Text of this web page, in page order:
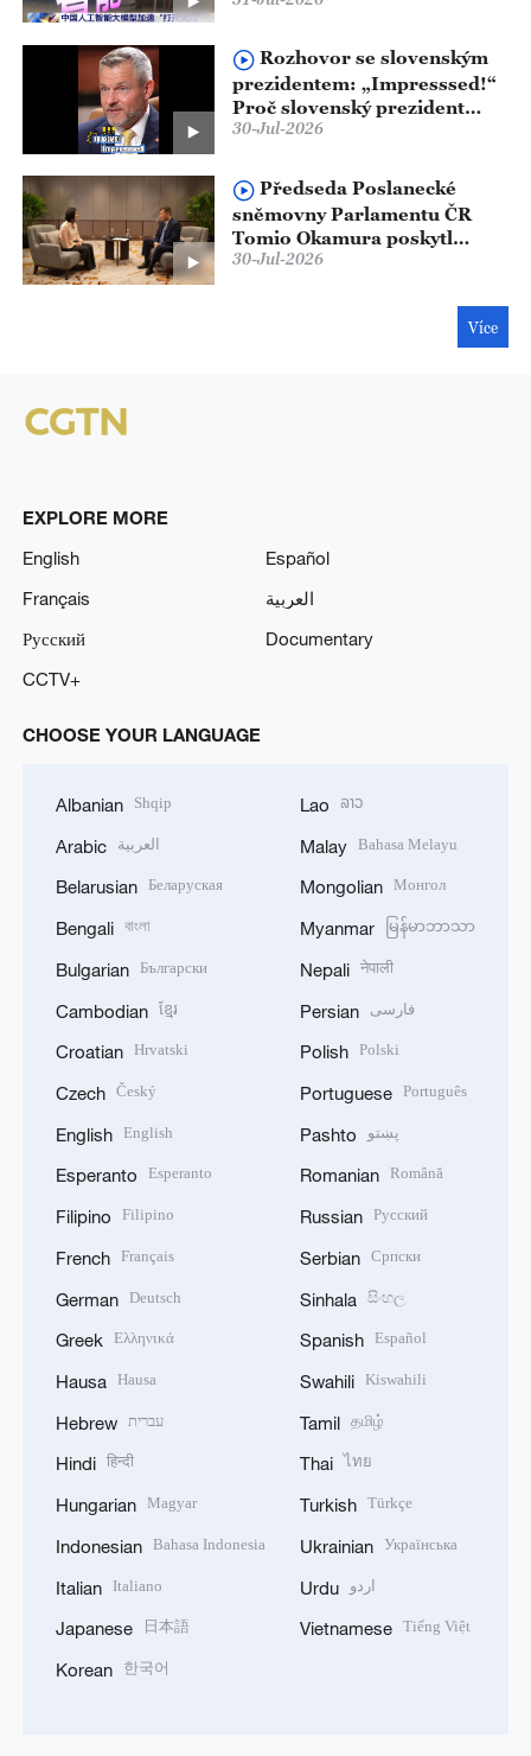
Rozhovor se slovenským
prezidentem: „Impresssed!“
Proč slovenský prezident
použil toto slovo k shrnutí
30-Jul-2026
Předseda Poslanecké
sněmovny Parlamentu ČR
Tomio Okamura poskytl
exkluzivní rozhovor české
30-Jul-2026
Více
EXPLORE MORE
English
Español
Français
العربية
Русский
Documentary
CCTV+
CHOOSE YOUR LANGUAGE
Albanian Shqip
Arabic العربية
Belarusian Беларуская
Bengali বাংলা
Bulgarian Български
Cambodian ខ្មែរ
Croatian Hrvatski
Czech Český
English English
Esperanto Esperanto
Filipino Filipino
French Français
German Deutsch
Greek Ελληνικά
Hausa Hausa
Hebrew עברית
Hindi हिन्दी
Hungarian Magyar
Indonesian Bahasa Indonesia
Italian Italiano
Japanese 日本語
Korean 한국어
Lao ລາວ
Malay Bahasa Melayu
Mongolian Монгол
Myanmar မြန်မာဘာသာ
Nepali नेपाली
Persian فارسی
Polish Polski
Portuguese Português
Pashto پښتو
Romanian Română
Russian Русский
Serbian Српски
Sinhala සිංහල
Spanish Español
Swahili Kiswahili
Tamil தமிழ்
Thai ไทย
Turkish Türkçe
Ukrainian Українська
Urdu اردو
Vietnamese Tiếng Việt